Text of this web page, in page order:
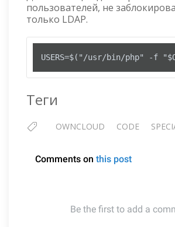
пользователей, не
только LDAP.
USERS=$("/usr/bin/php" -f
Теги
OWNCLOUD CODE